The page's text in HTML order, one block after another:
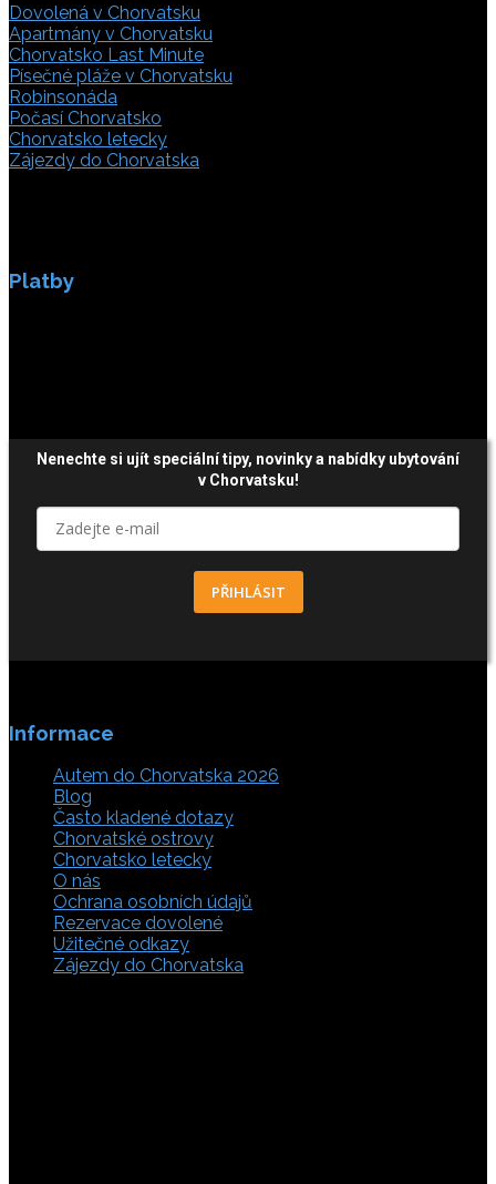
Dovolená v Chorvatsku
Apartmány v Chorvatsku
Chorvatsko Last Minute
Písečné pláže v Chorvatsku
Robinsonáda
Počasí Chorvatsko
Chorvatsko letecky
Zájezdy do Chorvatska
Platby
Nenechte si ujít speciální tipy, novinky a nabídky ubytování
v Chorvatsku!
PŘIHLÁSIT
Informace
Autem do Chorvatska 2026
Blog
Často kladené dotazy
Chorvatské ostrovy
Chorvatsko letecky
O nás
Ochrana osobních údajů
Rezervace dovolené
Užitečné odkazy
Zájezdy do Chorvatska